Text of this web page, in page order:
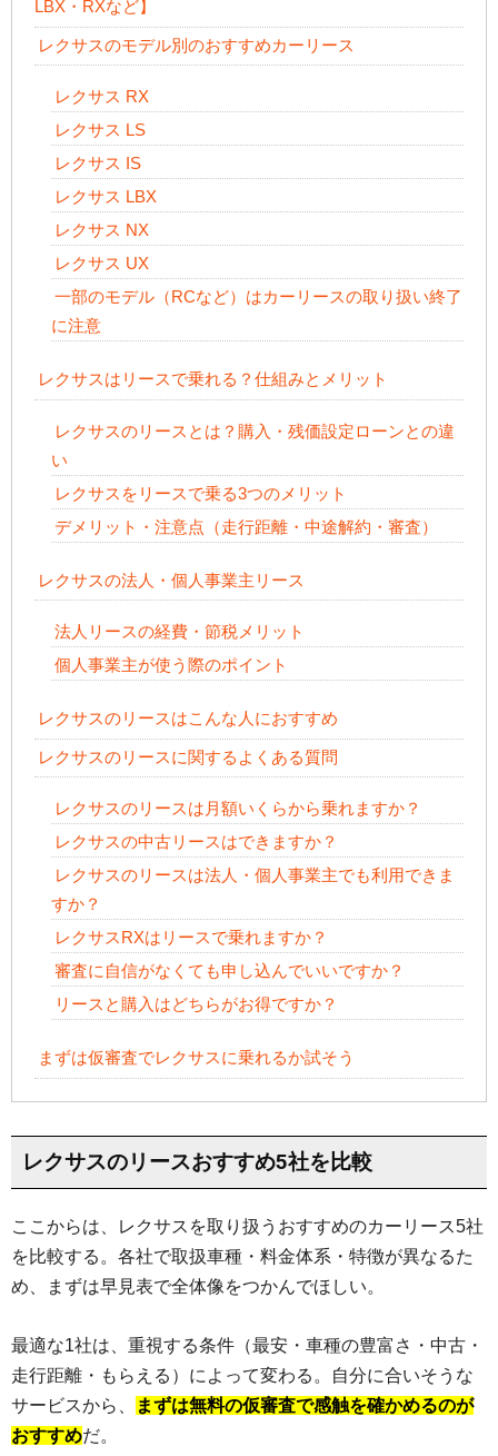
LBX・RXなど】
レクサスのモデル別のおすすめカーリース
レクサス RX
レクサス LS
レクサス IS
レクサス LBX
レクサス NX
レクサス UX
一部のモデル（RCなど）はカーリースの取り扱い終了
に注意
レクサスはリースで乗れる？仕組みとメリット
レクサスのリースとは？購入・残価設定ローンとの違
い
レクサスをリースで乗る3つのメリット
デメリット・注意点（走行距離・中途解約・審査）
レクサスの法人・個人事業主リース
法人リースの経費・節税メリット
個人事業主が使う際のポイント
レクサスのリースはこんな人におすすめ
レクサスのリースに関するよくある質問
レクサスのリースは月額いくらから乗れますか？
レクサスの中古リースはできますか？
レクサスのリースは法人・個人事業主でも利用できま
すか？
レクサスRXはリースで乗れますか？
審査に自信がなくても申し込んでいいですか？
リースと購入はどちらがお得ですか？
まずは仮審査でレクサスに乗れるか試そう
レクサスのリースおすすめ5社を比較
ここからは、レクサスを取り扱うおすすめのカーリース5社
を比較する。各社で取扱車種・料金体系・特徴が異なるた
め、まずは早見表で全体像をつかんでほしい。
最適な1社は、重視する条件（最安・車種の豊富さ・中古・
走行距離・もらえる）によって変わる。自分に合いそうな
サービスから、
まずは無料の仮審査で感触を確かめるのが
おすすめだ。